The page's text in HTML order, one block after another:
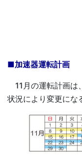
■加速器運転計画
11月の運転計画は
状況により変更にな